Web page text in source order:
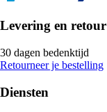
Levering en retour
30 dagen bedenktijd
Retourneer je bestelling
Diensten